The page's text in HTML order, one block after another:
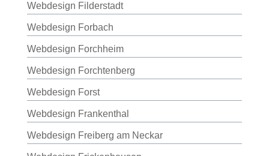
Webdesign Filderstadt
Webdesign Forbach
Webdesign Forchheim
Webdesign Forchtenberg
Webdesign Forst
Webdesign Frankenthal
Webdesign Freiberg am Neckar